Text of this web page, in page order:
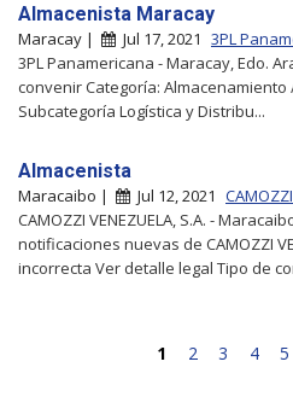
Almacenista Maracay
Maracay | Jul 17, 2021 3PL
3PL Panamericana - Maracay, Edo.
convenir Categoría: Almacenamiento
Subcategoría Logística y Distribu...
Almacenista
Maracaibo | Jul 12, 2021
CAMOZZI VENEZUELA, S.A. -
notificaciones nuevas de CAMOZZI
incorrecta Ver detalle legal Tipo de
1 2 3 4 5